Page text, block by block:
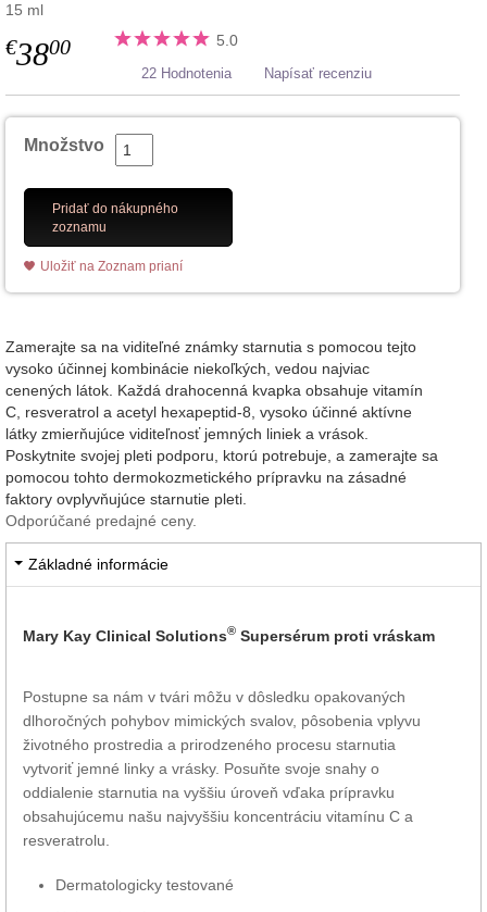
15 ml
€3800 5.0
22 Hodnotenia Napísať recenziu
Množstvo
Pridať do nákupného
zoznamu
Uložiť na Zoznam prianí
Zamerajte sa na viditeľné známky starnutia s pomocou tejto
vysoko účinnej kombinácie niekoľkých, vedou najviac
cenených látok. Každá drahocenná kvapka obsahuje vitamín
C, resveratrol a acetyl hexapeptid-8, vysoko účinné aktívne
látky zmierňujúce viditeľnosť jemných liniek a vrások.
Poskytnite svojej pleti podporu, ktorú potrebuje, a zamerajte sa
pomocou tohto dermokozmetického prípravku na zásadné
faktory ovplyvňujúce starnutie pleti.
Odporúčané predajné ceny.
Základné informácie
Mary Kay Clinical Solutions® Supersérum proti vráskam
Postupne sa nám v tvári môžu v dôsledku opakovaných
dlhoročných pohybov mimických svalov, pôsobenia vplyvu
životného prostredia a prirodzeného procesu starnutia
vytvoriť jemné linky a vrásky. Posuňte svoje snahy o
oddialenie starnutia na vyššiu úroveň vďaka prípravku
obsahujúcemu našu najvyššiu koncentráciu vitamínu C a
resveratrolu.
Dermatologicky testované